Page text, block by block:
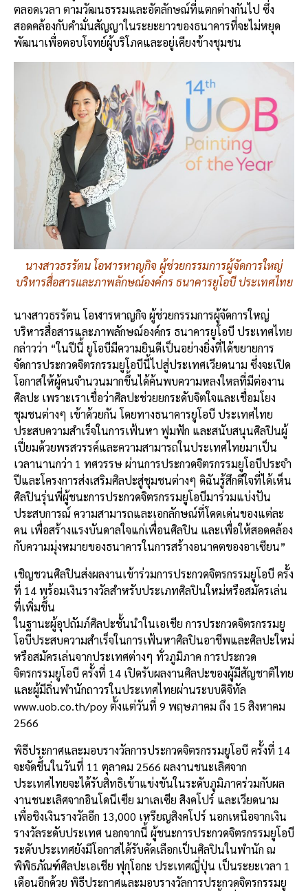
ตลอดเวลา ตามวัฒนธรรมและอัตลักษณ์ที่แตกต่างกันไป ซึ่ง
สอดคล้องกับคำมั่นสัญญาในระยะยาวของธนาคารที่จะไม่หยุด
พัฒนาเพื่อตอบโจทย์ผู้บริโภคและอยู่เคียงข้างชุมชน
นางสาวธรรัตน โอฬารหาญกิจ ผู้ช่วยกรรมการผู้จัดการใหญ่
บริหารสื่อสารและภาพลักษณ์องค์กร ธนาคารยูโอบี ประเทศไทย
นางสาวธรรัตน โอฬารหาญกิจ ผู้ช่วยกรรมการผู้จัดการใหญ่
บริหารสื่อสารและภาพลักษณ์องค์กร ธนาคารยูโอบี ประเทศไทย
กล่าวว่า “ในปีนี้ ยูโอบีมีความยินดีเป็นอย่างยิ่งที่ได้ขยายการ
จัดการประกวดจิตรกรรมยูโอบีนี้ไปสู่ประเทศเวียดนาม ซึ่งจะเปิด
โอกาสให้ผู้คนจำนวนมากขึ้นได้ค้นพบความหลงใหลที่มีต่องาน
ศิลปะ เพราะเราเชื่อว่าศิลปะช่วยยกระดับจิตใจและเชื่อมโยง
ชุมชนต่างๆ เข้าด้วยกัน โดยทางธนาคารยูโอบี ประเทศไทย
ประสบความสำเร็จในการเฟ้นหา ฟูมฟัก และสนับสนุนศิลปินผู้
เปี่ยมด้วยพรสวรรค์และความสามารถในประเทศไทยมาเป็น
เวลานานกว่า 1 ทศวรรษ ผ่านการประกวดจิตรกรรมยูโอบีประจำ
ปีและโครงการส่งเสริมศิลปะสู่ชุมชนต่างๆ ดิฉันรู้สึกดีใจที่ได้เห็น
ศิลปินรุ่นพี่ผู้ชนะการประกวดจิตรกรรมยูโอบีมาร่วมแบ่งปัน
ประสบการณ์ ความสามารถและเอกลักษณ์ที่โดดเด่นของแต่ละ
คน เพื่อสร้างแรงบันดาลใจแก่เพื่อนศิลปิน และเพื่อให้สอดคล้อง
กับความมุ่งหมายของธนาคารในการสร้างอนาคตของอาเซียน”
เชิญชวนศิลปินส่งผลงานเข้าร่วมการประกวดจิตรกรรมยูโอบี ครั้ง
ที่ 14 พร้อมเงินรางวัลสำหรับประเภทศิลปินใหม่หรือสมัครเล่น
ที่เพิ่มขึ้น
ในฐานะผู้อุปถัมภ์ศิลปะชั้นนำในเอเชีย การประกวดจิตรกรรมยู
โอบีประสบความสำเร็จในการเฟ้นหาศิลปินอาชีพและศิลปะใหม่
หรือสมัครเล่นจากประเทศต่างๆ ทั่วภูมิภาค การประกวด
จิตรกรรมยูโอบี ครั้งที่ 14 เปิดรับผลงานศิลปะของผู้มีสัญชาติไทย
และผู้มีถิ่นพำนักถาวรในประเทศไทยผ่านระบบดิจิทัล
www.uob.co.th/poy ตั้งแต่วันที่ 9 พฤษภาคม ถึง 15 สิงหาคม
2566
พิธีประกาศและมอบรางวัลการประกวดจิตรกรรมยูโอบี ครั้งที่ 14
จะจัดขึ้นในวันที่ 11 ตุลาคม 2566 ผลงานชนะเลิศจาก
ประเทศไทยจะได้รับสิทธิเข้าแข่งขันในระดับภูมิภาคร่วมกับผล
งานชนะเลิศจากอินโดนีเซีย มาเลเซีย สิงคโปร์ และเวียดนาม
เพื่อชิงเงินรางวัลอีก 13,000 เหรียญสิงคโปร์ นอกเหนือจากเงิน
รางวัลระดับประเทศ นอกจากนี้ ผู้ชนะการประกวดจิตรกรรมยูโอบี
ระดับประเทศยังมีโอกาสได้รับคัดเลือกเป็นศิลปินในพำนัก ณ
พิพิธภัณฑ์ศิลปะเอเชีย ฟุกุโอกะ ประเทศญี่ปุ่น เป็นระยะเวลา 1
เดือนอีกด้วย พิธีประกาศและมอบรางวัลการประกวดจิตรกรรมยู